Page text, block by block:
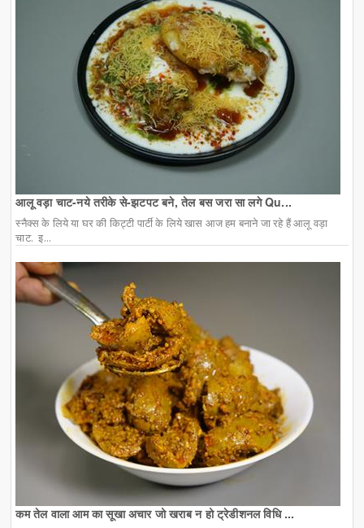
आलू वड़ा चाट-नये तरीके से-झटपट बने, तेल बस जरा सा लगे Qu...
स्नैक्स के लिये या घर की किट्टी पार्टी के लिये खास आज हम बनाने जा रहे हैं आलू वड़ा
चाट. इ...
कम तेल वाला आम का सूखा अचार जो खराब न हो ट्रेडीशनल विधि ...